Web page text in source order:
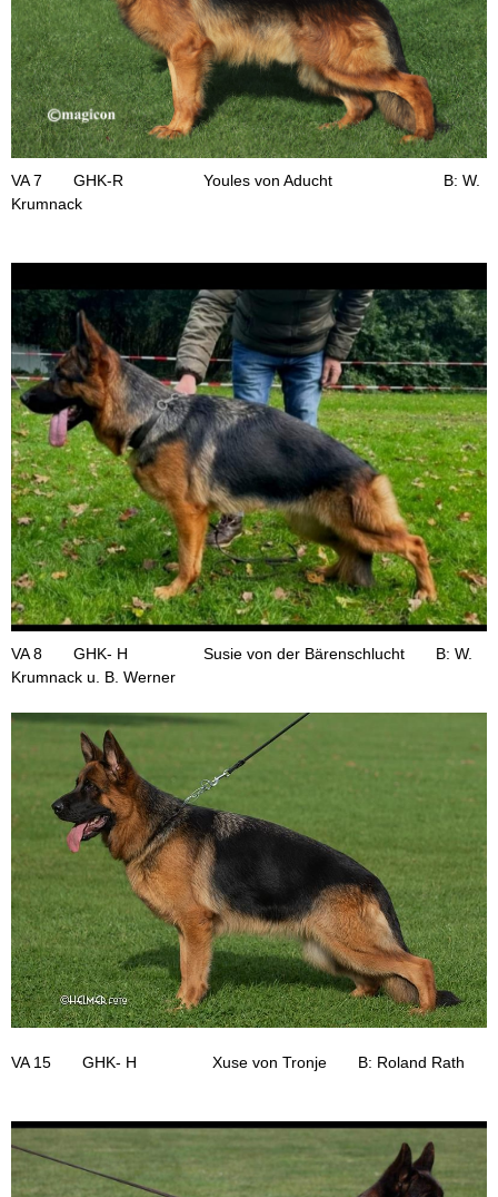
VA 7 GHK-R Youles von Aducht B: W.
Krumnack
VA 8 GHK- H Susie von der Bärenschlucht B: W.
Krumnack u. B. Werner
VA 15 GHK- H Xuse von Tronje B: Roland Rath